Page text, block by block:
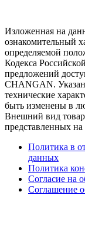
Изложенная на
ознакомительный
определяемой
Кодекса
предложений
CHANGAN.
технические
быть изменены в
Внешний вид
представленных
Политика в
данных
Политика
Согласие на
Соглашение